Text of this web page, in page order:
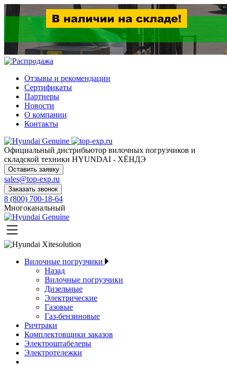
Отзывы и рекомендации
Сертификаты
Партнеры
Новости
О компании
Контакты
Официальный дистрибьютор вилочных погрузчиков и
складской техники HYUNDAI - ХЁНДЭ
Оставить заявку
sales@top-exp.ru
Заказать звонок
8 (800) 700-18-64
Многоканальный
Вилочные погрузчики
Назад
Вилочные погрузчики
Дизельные
Электрические
Газовые
Газ-бензиновые
Ричтраки
Комплектовщики заказов
Электроштабелеры
Электротележки